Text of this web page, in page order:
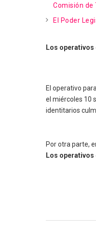
Comisión de
El Poder
Los operativos
El operativo
el miércoles 10
identitarios
Por otra parte,
Los operativos